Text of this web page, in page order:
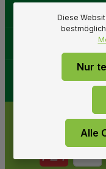
Gartenwelt
Diese
Nur
Alle